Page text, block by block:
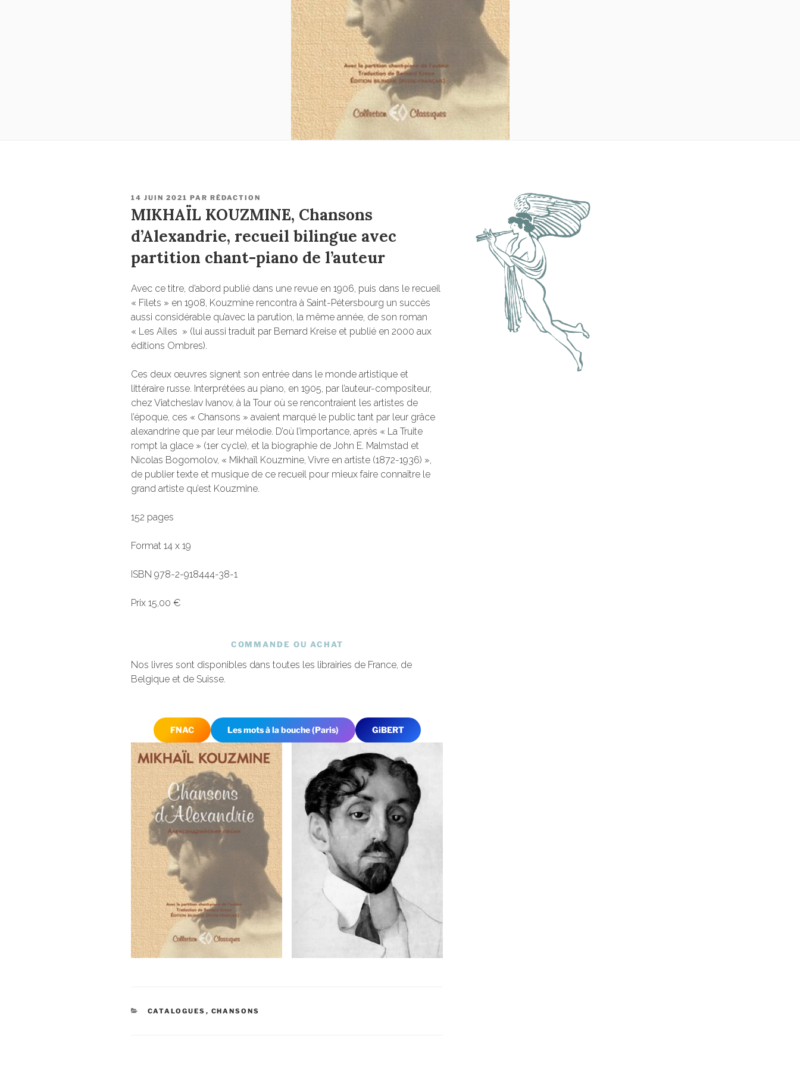
PUBLIÉ
14 JUIN 2021 PAR RÉDACTION
MIKHAÏL KOUZMINE, Chansons
d’Alexandrie, recueil bilingue avec
partition chant-piano de l’auteur
Avec ce titre, d’abord publié dans une revue en 1906, puis dans le recueil
« Filets » en 1908, Kouzmine rencontra à Saint-Pétersbourg un succès
aussi considérable qu’avec la parution, la même année, de son roman
« Les Ailes » (lui aussi traduit par Bernard Kreise et publié en 2000 aux
éditions Ombres).
Ces deux œuvres signent son entrée dans le monde artistique et
littéraire russe. Interprétées au piano, en 1905, par l’auteur-compositeur,
chez Viatcheslav Ivanov, à la Tour où se rencontraient les artistes de
l’époque, ces « Chansons » avaient marqué le public tant par leur grâce
alexandrine que par leur mélodie. D’où l’importance, après « La Truite
rompt la glace » (1er cycle), et la biographie de John E. Malmstad et
Nicolas Bogomolov, « Mikhaïl Kouzmine, Vivre en artiste (1872-1936) »,
de publier texte et musique de ce recueil pour mieux faire connaître le
grand artiste qu’est Kouzmine.
152 pages
Format 14 x 19
ISBN 978-2-918444-38-1
Prix 15,00 €
COMMANDE OU ACHAT
Nos livres sont disponibles dans toutes les librairies de France, de
Belgique et de Suisse.
FNAC Les mots à la bouche (Paris) GiBERT
CATÉGORIES
CATALOGUES , CHANSONS